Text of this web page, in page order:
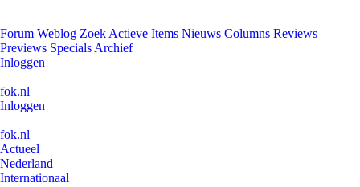
Forum Weblog Zoek Actieve Items Nieuws Columns Reviews
Previews Specials Archief
Inloggen
fok.nl
Inloggen
fok.nl
Actueel
Nederland
Internationaal